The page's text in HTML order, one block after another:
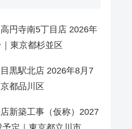
円寺南5丁目店 2026年
東京都杉並区
黒駅北店 2026年8月7
都品川区
新築工事（仮称）2027